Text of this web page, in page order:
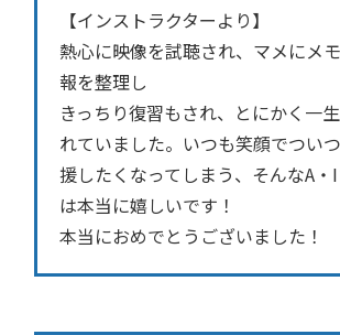
【インストラクターより】
熱心に映像を試聴され、マメにメ
報を整理し
きっちり復習もされ、とにかく一
れていました。いつも笑顔でつい
援したくなってしまう、そんなA
は本当に嬉しいです！
本当におめでとうございました！